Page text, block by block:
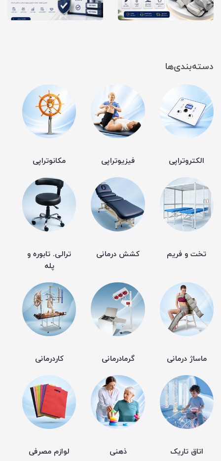
دسته‌بندی‌ها
الکتروتراپی فیزیوتراپی مکانوتراپی
تخت و فریم کشش درمانی
ترالی. تابوره و
پله
ماساژ درمانی گرمادرمانی کاردرمانی
اتاق تاریک ذهنی لوازم مصرفی